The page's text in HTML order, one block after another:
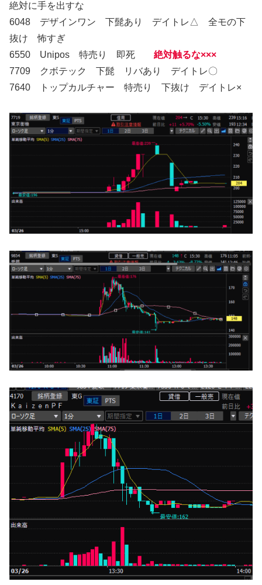
絶対に手を出すな
6048 デザインワン 下髭あり デイトレ△ 全モの下
抜け 怖すぎ
6550 Unipos 特売り 即死 絶対触るな×××
7709 クボテック 下髭 リバあり デイトレ〇
7640 トップカルチャー 特売り 下抜け デイトレ×